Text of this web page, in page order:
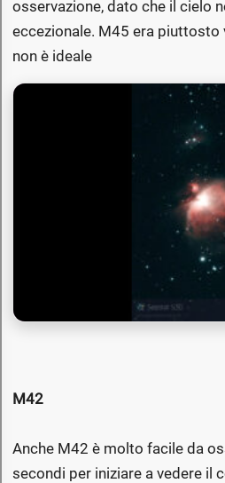
osservazione, dato che il cielo
eccezionale. M45 era piuttosto
non è ideale
M42
Anche M42 è molto facile da
secondi per iniziare a vedere il